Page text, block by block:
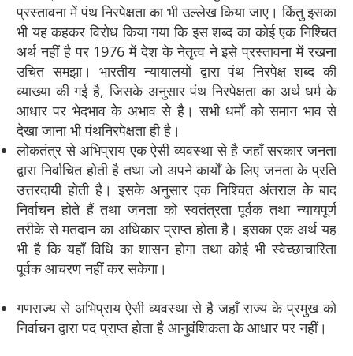
प्रस्तावना में पंथ निरपेक्षता का भी उल्लेख किया जाए। किंतु इसका
भी यह कहकर विरोध किया गया कि इस शब्द का कोई एक निश्चित
अर्थ नहीं है पर 1976 में देश के नेतृत्व ने इसे प्रस्तावना में रखना
उचित समझा। भारतीय न्यायालयों द्वारा पंथ निरपेक्ष शब्द की
व्याख्या की गई है, जिसके अनुसार पंथ निरपेक्षता का अर्थ धर्म के
आधार पर भेदभाव के अभाव से है। सभी धर्मों को समान भाव से
देखा जाना भी पंथनिरपेक्षता ही है।
लोकतंत्र से अभिप्राय एक ऐसी व्यवस्था से है जहाँ सरकार जनता
द्वारा निर्वाचित होती है तथा जो अपने कार्यों के लिए जनता के प्रति
उत्तरदायी होती है। इसके अनुसार एक निश्चित अंतराल के बाद
निर्वाचन होते हैं तथा जनता को स्वतंत्रता पूर्वक तथा न्यायपूर्ण
तरीके से मतदान का अधिकार प्राप्त होता है। इसका एक अर्थ यह
भी है कि यहाँ विधि का शासन होगा तथा कोई भी स्वेच्छाचारिता
पूर्वक आचरण नहीं कर सकेगा।
गणराज्य से अभिप्राय ऐसी व्यवस्था से है जहाँ राज्य के प्रमुख को
निर्वाचन द्वारा पद प्राप्त होता है आनुवंशिकता के आधार पर नहीं।